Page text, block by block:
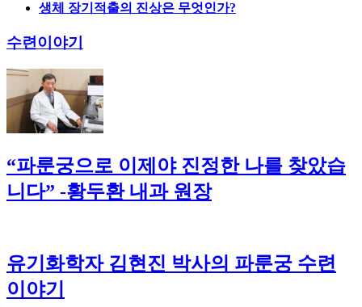
생체 장기적출의 진상은 무엇인가?
수련이야기
“파룬궁으로 이제야 진정한 나를 찾았습
니다” -황두환 내과 원장
유기화학자 김현진 박사의 파룬궁 수련
이야기